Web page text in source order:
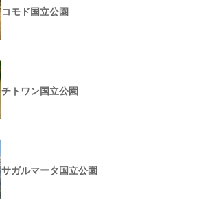
コモド国立公園
チトワン国立公園
サガルマータ国立公園